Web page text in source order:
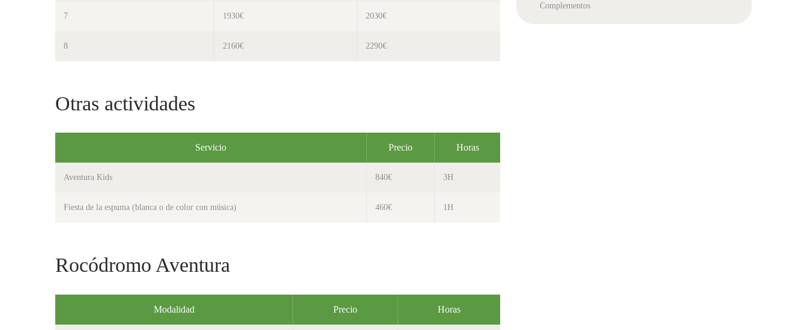
7 1930€ 2030€
8 2160€ 2290€
Otras actividades
Servicio Precio Horas
Aventura Kids 840€ 3H
Fiesta de la espuma (blanca o de color con música) 460€ 1H
Rocódromo Aventura
Modalidad Precio Horas
Complementos